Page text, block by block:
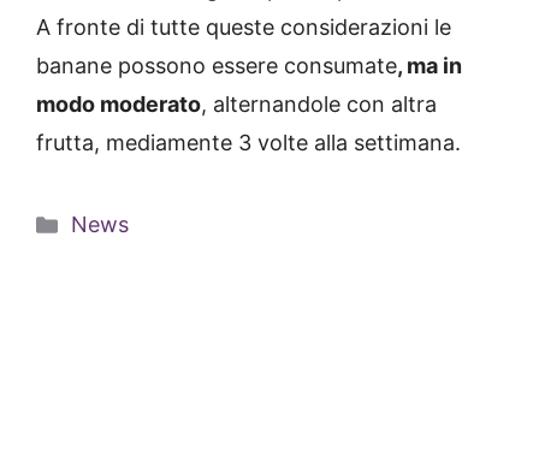
A fronte di tutte queste considerazioni le
banane possono essere consumate, ma in
modo moderato, alternandole con altra
frutta, mediamente 3 volte alla settimana.
Categorie
News